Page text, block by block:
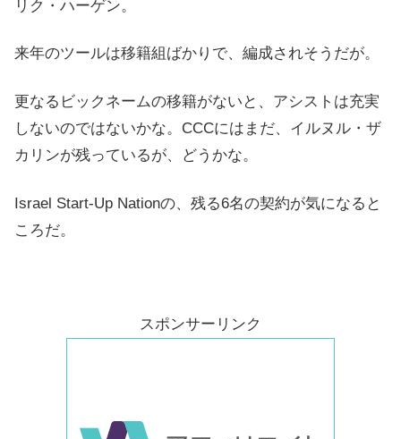
リク・ハーゲン。
来年のツールは移籍組ばかりで、編成されそうだが。
更なるビックネームの移籍がないと、アシストは充実
しないのではないかな。CCCにはまだ、イルヌル・ザ
カリンが残っているが、どうかな。
Israel Start-Up Nationの、残る6名の契約が気になると
ころだ。
スポンサーリンク